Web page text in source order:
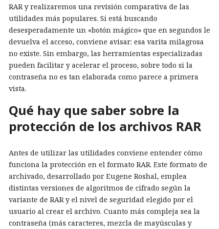
RAR y realizaremos una revisión comparativa de las
utilidades más populares. Si está buscando
desesperadamente un «botón mágico» que en segundos le
devuelva el acceso, conviene avisar: esa varita milagrosa
no existe. Sin embargo, las herramientas especializadas
pueden facilitar y acelerar el proceso, sobre todo si la
contraseña no es tan elaborada como parece a primera
vista.
Qué hay que saber sobre la
protección de los archivos RAR
Antes de utilizar las utilidades conviene entender cómo
funciona la protección en el formato RAR. Este formato de
archivado, desarrollado por Eugene Roshal, emplea
distintas versiones de algoritmos de cifrado según la
variante de RAR y el nivel de seguridad elegido por el
usuario al crear el archivo. Cuanto más compleja sea la
contraseña (más caracteres, mezcla de mayúsculas y